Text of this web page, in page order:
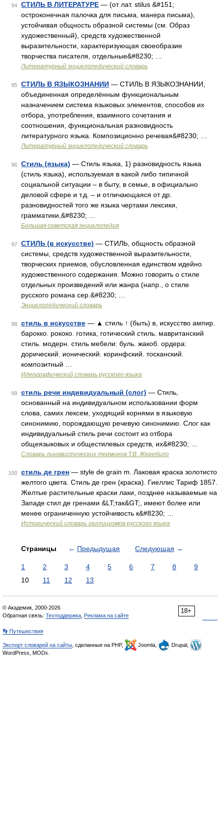
94 СТИЛЬ В ЛИТЕРАТУРЕ — (от лат. stilus &#151;
остроконечная палочка для письма, манера письма),
устойчивая общность образной системы (см. Образ
художественный), средств художественной
выразительности, характеризующая своеобразие
творчества писателя, отдельные&#8230; …
Литературный энциклопедический словарь
95 СТИЛЬ В ЯЗЫКОЗНАНИИ — СТИЛЬ В ЯЗЫКОЗНАНИИ,
объединенная определённым функциональным
назначением система языковых элементов, способов их
отбора, употребления, взаимного сочетания и
соотношения, функциональная разновидность
литературного языка. Композиционно речевая&#8230; …
Литературный энциклопедический словарь
96 Стиль (языка) — Стиль языка, 1) разновидность языка
(стиль языка), используемая в какой либо типичной
социальной ситуации ‒ в быту, в семье, в официально
деловой сфере и т.д. ‒ и отличающаяся от др.
разновидностей того же языка чертами лексики,
грамматики,&#8230; …
Большая советская энциклопедия
97 СТИЛЬ (в искусстве) — СТИЛЬ, общность образной
системы, средств художественной выразительности,
творческих приемов, обусловленная единством идейно
художественного содержания. Можно говорить о стиле
отдельных произведений или жанра (напр., о стиле
русского романа сер.&#8230; …
Энциклопедический словарь
98 стиль в искусстве — ▲ стиль ↑ (быть) в, искусство ампир.
барокко. рококо. готика, готический стиль. мавританский
стиль. модерн. стиль мебели: буль. жакоб. ордера:
дорический. ионический. коринфский. тосканский.
композитный …
Идеографический словарь русского языка
99 стиль речи индивидуальный (слог) — Стиль,
основанный на индивидуальном использовании форм
слова, самих лексем, уходящий корнями в языковую
синонимию, порождающую речевую синонимию. Слог как
индивидуальный стиль речи состоит из отбора
общеязыковых и общестилевых средств, их&#8230; …
Словарь лингвистических терминов Т.В. Жеребило
100 стиль де грен — style de grain m. Лаковая краска золотисто
желтого цвета. Стиль де грен (краска). Гиеллис Тариф 1857.
Желтые растительные краски лаки, позднее называемые на
Западе стил де гренами &LT;так&GT;, имеют более или
менее ограниченную устойчивость к&#8230; …
Исторический словарь галлицизмов русского языка
Страницы ← Предыдущая Следующая →
1 2 3 4 5 6 7 8
9
10
11 12 13
18+
© Академик, 2000-2026
Обратная связь: Техподдержка Реклама на сайте
👣 Путешествия
Экспорт словарей на сайты , сделанные на PHP, Joomla,
Drupal,
WordPress, MODx.